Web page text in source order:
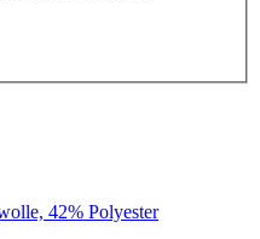
42% Polyester